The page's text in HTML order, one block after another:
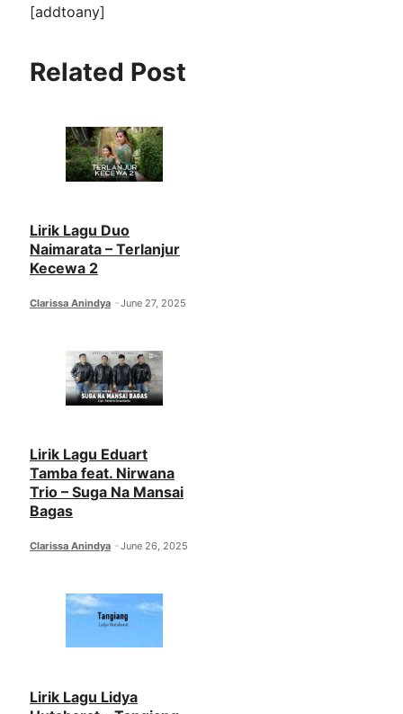
[addtoany]
Related Post
Lirik Lagu Duo
Naimarata – Terlanjur
Kecewa 2
Clarissa Anindya June 27, 2025
Lirik Lagu Eduart
Tamba feat. Nirwana
Trio – Suga Na Mansai
Bagas
Clarissa Anindya June 26, 2025
Lirik Lagu Lidya